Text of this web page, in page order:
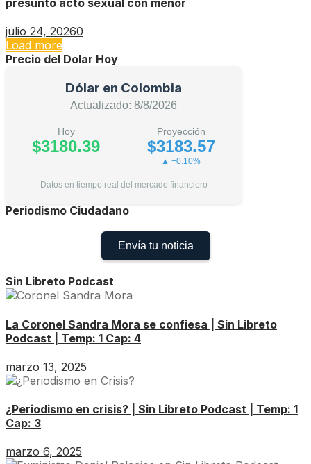
presunto acto sexual con menor
julio 24, 20260
Load more
Precio del Dolar Hoy
Dólar en Colombia
Actualizado: 8/8/2026
Hoy
$3180.39
Proyección
$3183.57
▲ +0.10%
Datos en tiempo real del mercado financiero
Periodismo Ciudadano
Envía tu noticia
Sin Libreto Podcast
La Coronel Sandra Mora se confiesa | Sin Libreto
Podcast | Temp: 1 Cap: 4
marzo 13, 2025
¿Periodismo en crisis? | Sin Libreto Podcast | Temp: 1
Cap: 3
marzo 6, 2025